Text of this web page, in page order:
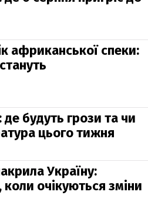
африканської спеки:
де будуть грози та чи
цього тижня
Україну:
очікуються зміни